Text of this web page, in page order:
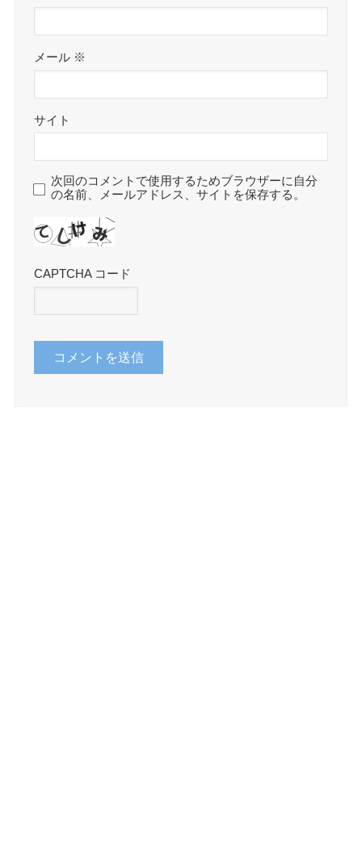
メール ※
サイト
次回のコメントで使用するためブラウザーに自分
の名前、メールアドレス、サイトを保存する。
CAPTCHA コード